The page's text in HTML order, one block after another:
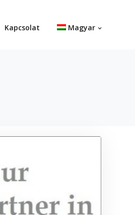
Kapcsolat Magyar